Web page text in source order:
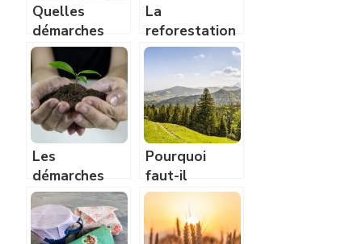
Quelles
démarches
écologiques
pouvons nous
faire dans
notre
quotidien ?
La
reforestation
: un geste
écologique
Les
démarches
écologiques
pour les
décès.
Pourquoi
faut-il
protéger les
forêts?